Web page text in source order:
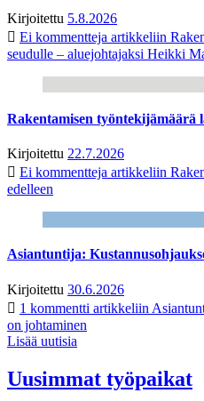
Kirjoitettu 5.8.2026
Ei kommentteja artikkeliin
seudulle – aluejohtajaksi Heikki
Rakentamisen työntekijämäärä
Kirjoitettu 22.7.2026
Ei kommentteja artikkeliin
edelleen
Asiantuntija:
Kirjoitettu 30.6.2026
1 kommentti artikkeliin
on johtaminen
Lisää uutisia
Uusimmat työpaikat